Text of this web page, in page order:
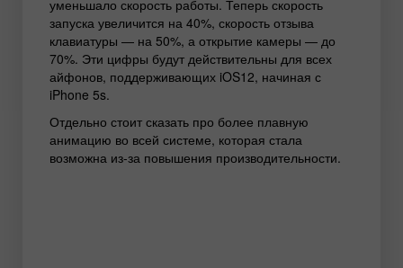
уменьшало скорость работы. Теперь скорость
запуска увеличится на 40%, скорость отзыва
клавиатуры — на 50%, а открытие камеры — до
70%. Эти цифры будут действительны для всех
айфонов, поддерживающих iOS12, начиная с
iPhone 5s.
Отдельно стоит сказать про более плавную
анимацию во всей системе, которая стала
возможна из-за повышения производительности.